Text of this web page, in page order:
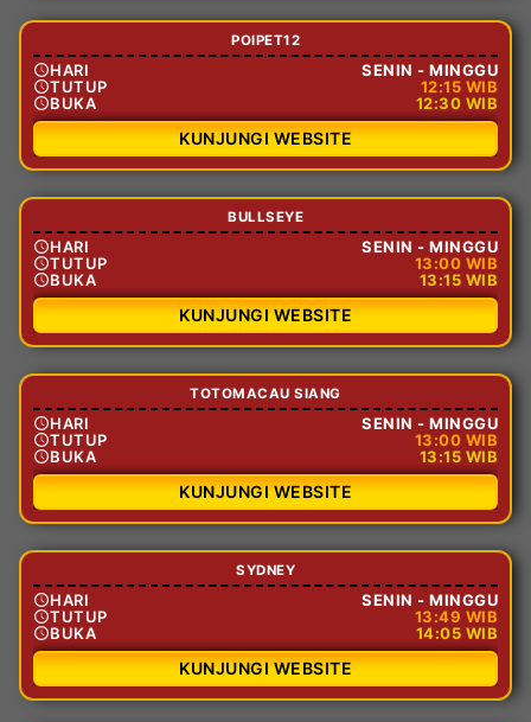
POIPET12
HARI
SENIN - MINGGU
TUTUP
12:15 WIB
BUKA
12:30 WIB
KUNJUNGI WEBSITE
BULLSEYE
HARI
SENIN - MINGGU
TUTUP
13:00 WIB
BUKA
13:15 WIB
KUNJUNGI WEBSITE
TOTOMACAU SIANG
HARI
SENIN - MINGGU
TUTUP
13:00 WIB
BUKA
13:15 WIB
KUNJUNGI WEBSITE
SYDNEY
HARI
SENIN - MINGGU
TUTUP
13:49 WIB
BUKA
14:05 WIB
KUNJUNGI WEBSITE